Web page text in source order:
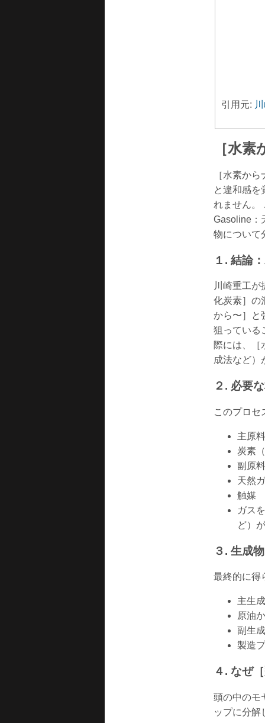
引用元:
［水
［水素か
と違和感を
れません。
Gasoline：
物について
１. 結論
川崎重工が
化炭素］の
から〜］と
狙っている
際には、［
成法など）
２. 必要
このプロセ
主原
炭素（
副原
天然
触媒
ガス
ど）
３. 生成
最終的に得
主生
原油
副生
製造
４. なぜ
頭の中のモ
ップに分解